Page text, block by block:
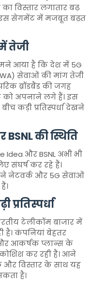
विस्तार लगातार बढ़
सेगमेंट में मजबूत बढ़त
तेजी
आया है कि देश में 5G
सेवाओं की मांग तेजी
ब्रॉडबैंड की जगह
को अपनाने लगे हैं। इस
कड़ी प्रतिस्पर्धा देखने
की स्थिति
Idea औरBSNL अभी भी
संघर्ष कर रहे हैं।
नेटवर्क और 5G सेवाओं
टेलीकॉम बाजार में
है। कंपनियां बेहतर
आकर्षक प्लान्स के
कर रही हैं। आने
विस्तार के साथ यह
है।